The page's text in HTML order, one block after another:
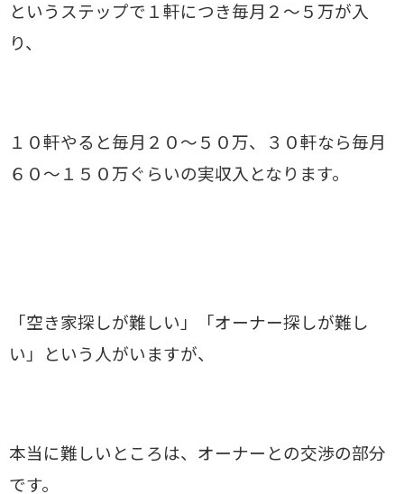
というステップで１軒につき毎月２～５万が入
り、
１０軒やると毎月２０～５０万、３０軒なら毎月
６０～１５０万ぐらいの実収入となります。
「空き家探しが難しい」「オーナー探しが難し
い」という人がいますが、
本当に難しいところは、オーナーとの交渉の部分
です。